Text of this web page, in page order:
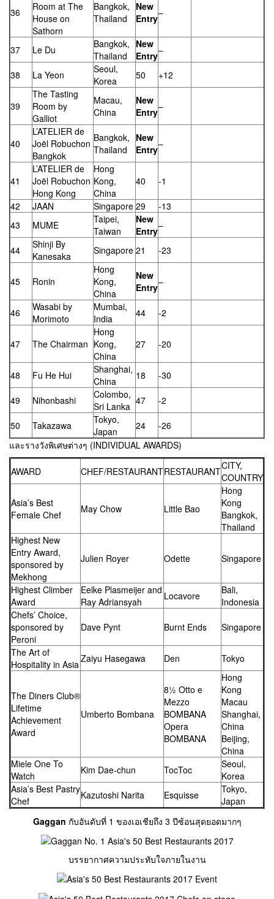
36
Room at The
House on
Sathorn
Bangkok,
Thailand
New
Entry–
37 Le Du
Bangkok,
Thailand
New
Entry–
38 La Yeon
Seoul,
Korea
50 +12
39
The Tasting
Room by
Galliot
Macau,
China
New
Entry–
40
L’ATELIER de
Joël Robuchon
Bangkok
Bangkok,
Thailand
New
Entry–
41
L’ATELIER de
Joël Robuchon
Hong Kong
Hong
Kong,
China
40 -1
42 JAAN Singapore 29
-13
43
MUME
Taipei,
Taiwan
New
Entry–
44
Shinji By
Kanesaka
Singapore 21 -23
45 Ronin
Hong
Kong,
China
New
Entry–
46
Wasabi by
Morimoto
Mumbai,
India
44 -2
47 The Chairman
Hong
Kong,
China
27 -20
48 Fu He Hui
Shanghai,
China
18 -30
49 Nihonbashi
Colombo,
Sri Lanka 47 -2
50 Takazawa
Tokyo,
Japan
24
-26
และรางวังพิเศษต่างๆ (INDIVIDUAL AWARDS)
AWARD CHEF/RESTAURANTRESTAURANTCITY,
COUNTRY
Asia’s Best
Female Chef
May Chow Little Bao
Hong
Kong
Bangkok,
Thailand
Highest New
Entry Award,
sponsored by
Mekhong
Julien Royer Odette Singapore
Highest Climber
Award
Eelke Plasmeijer and
Ray Adriansyah
Locavore
Bali,
Indonesia
Chefs’ Choice,
sponsored by
Peroni
Dave Pynt Burnt Ends Singapore
The Art of
Hospitality in Asia Zaiyu Hasegawa Den Tokyo
The Diners Club®
Lifetime
Achievement
Award
Umberto Bombana
8½ Otto e
Mezzo
BOMBANA
Opera
BOMBANA
Hong
Kong
Macau
Shanghai,
China
Beijing,
China
Miele One To
Watch
Kim Dae-chun TocToc
Seoul,
Korea
Asia’s Best Pastry
Chef
Kazutoshi Narita Esquisse
Tokyo,
Japan
Gaggan กับอันดับที่ 1 ของเอเชียถึง 3 ปีซ้อนสุดยอดมากๆ
บรรยากาศความประทับใจภายในงาน